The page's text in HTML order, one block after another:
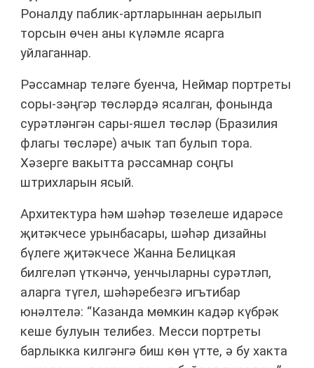
Роналду паблик-артларыннан аерылып
торсын өчен аны күләмле ясарга
уйлаганнар.
Рәссамнар теләге буенча, Неймар портреты
соры-зәңгәр төсләрдә ясалган, фонында
сурәтләнгән сары-яшел төсләр (Бразилия
флагы төсләре) ачык тап булып тора.
Хәзерге вакытта рәссамнар соңгы
штрихларын ясый.
Архитектура һәм шәһәр төзелеше идарәсе
җитәкчесе урынбасары, шәһәр дизайны
бүлеге җитәкчесе Жанна Белицкая
билгеләп үткәнчә, уенчыларны сурәтләп,
аларга түгел, шәһәребезгә игътибар
юнәлтелә: “Казанда мөмкин кадәр күбрәк
кеше булуын телибез. Месси портреты
барлыкка килгәнгә биш көн үтте, ә бу хакта